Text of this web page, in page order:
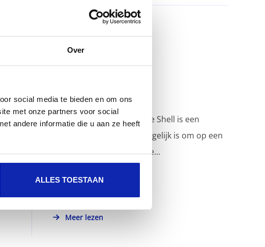
Over
social media te bieden en om ons
met onze partners voor social
andere informatie die u aan ze heeft
ALLES TOESTAAN
Hoe gebruik ik SSH?
SSH ook gekend als Secure Shell is een
protocol waarmee het mogelijk is om op een
veilige manier machines te...
Meer lezen